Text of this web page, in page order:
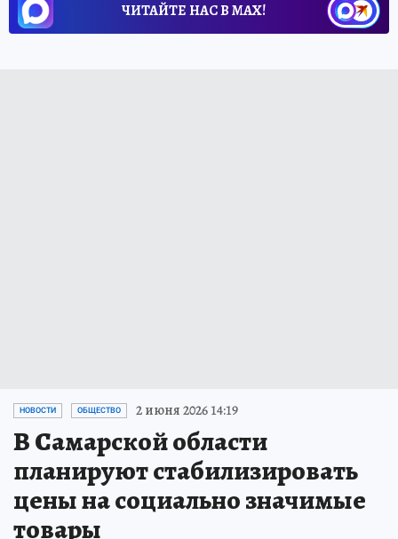
ЧИТАЙТЕ НАС В МАХ!
НОВОСТИ ОБЩЕСТВО 2 июня 2026 14:19
В Самарской области
планируют стабилизировать
цены на социально значимые
товары